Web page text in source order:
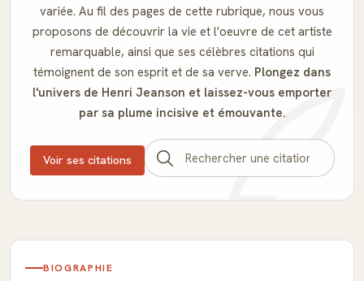
variée. Au fil des pages de cette rubrique, nous vous
proposons de découvrir la vie et l'oeuvre de cet artiste
remarquable, ainsi que ses célèbres citations qui
témoignent de son esprit et de sa verve. Plongez dans
l'univers de Henri Jeanson et laissez-vous emporter
par sa plume incisive et émouvante.
Voir ses citations
BIOGRAPHIE